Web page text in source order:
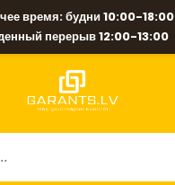
время: будни 10:00-18:00
перерыв 12:00-13:00